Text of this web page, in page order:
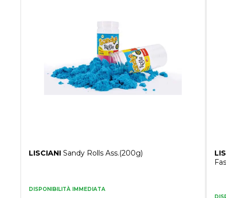
LISCIANI Sandy Rolls Ass.(200g)
DISPONIBILITÀ IMMEDIATA